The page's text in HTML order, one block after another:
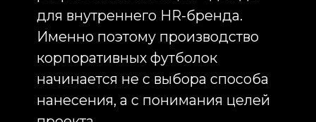
шелкография — одно из наиболее
популярных решений для
средних и крупных тиражей.
Обеспечивает высокую стойкость
изображения и оптимальную
стоимость при больших объёмах;
термотрансферное нанесение —